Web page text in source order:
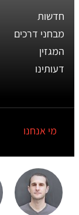
חדשות
מבחני דרכים
המגזין
דעותינו
מי אנחנו